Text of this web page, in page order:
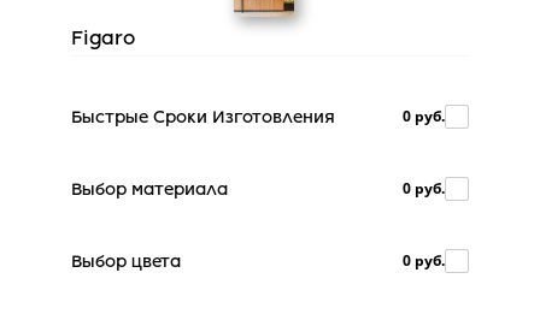
Figaro
Быстрые Сроки Изготовления 0 руб.
Выбор материала 0 руб.
Выбор цвета 0 руб.